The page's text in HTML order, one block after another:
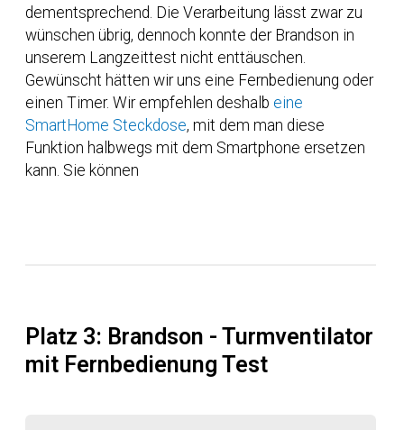
dementsprechend. Die Verarbeitung lässt zwar zu
wünschen übrig, dennoch konnte der Brandson in
unserem Langzeittest nicht enttäuschen.
Gewünscht hätten wir uns eine Fernbedienung oder
einen Timer. Wir empfehlen deshalb eine
SmartHome Steckdose, mit dem man diese
Funktion halbwegs mit dem Smartphone ersetzen
kann. Sie können
Platz 3: Brandson - Turmventilator
mit Fernbedienung Test